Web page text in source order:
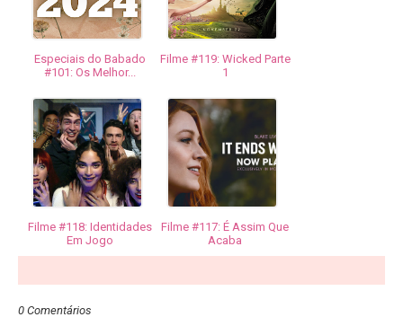
Especiais do Babado
#101: Os Melhor...
Filme #119: Wicked Parte
1
Filme #118: Identidades
Em Jogo
Filme #117: É Assim Que
Acaba
0 Comentários